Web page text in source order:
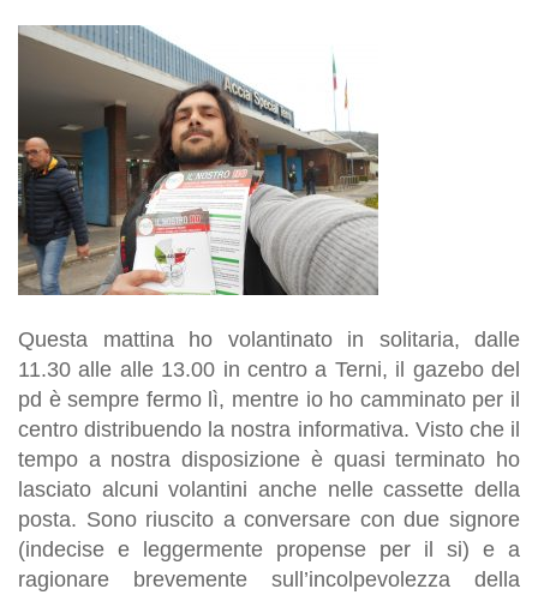
Questa mattina ho volantinato in solitaria, dalle
11.30 alle alle 13.00 in centro a Terni, il gazebo del
pd è sempre fermo lì, mentre io ho camminato per il
centro distribuendo la nostra informativa. Visto che il
tempo a nostra disposizione è quasi terminato ho
lasciato alcuni volantini anche nelle cassette della
posta. Sono riuscito a conversare con due signore
(indecise e leggermente propense per il si) e a
ragionare brevemente sull’incolpevolezza della